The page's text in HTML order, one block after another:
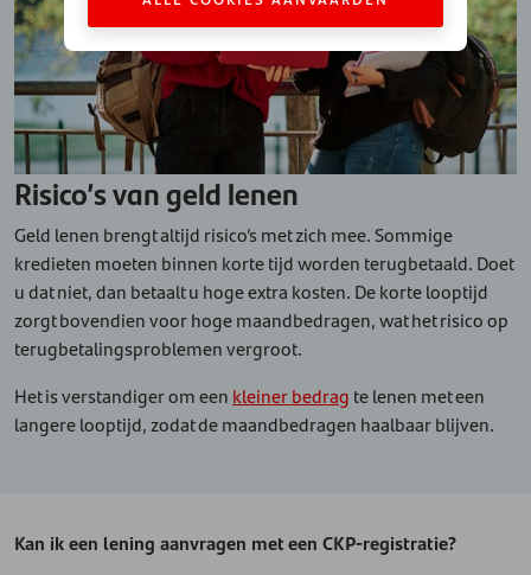
Risico’s van geld lenen
Geld lenen brengt altijd risico’s met zich mee. Sommige
kredieten moeten binnen korte tijd worden terugbetaald. Doet
u dat niet, dan betaalt u hoge extra kosten. De korte looptijd
zorgt bovendien voor hoge maandbedragen, wat het risico op
terugbetalingsproblemen vergroot.
Het is verstandiger om een kleiner bedrag te lenen met een
langere looptijd, zodat de maandbedragen haalbaar blijven.
Kan ik een lening aanvragen met een CKP-registratie?